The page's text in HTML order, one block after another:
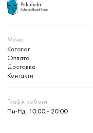
Pakufuda
Coffee and Board Games
Меню
Каталог
Оплата
Доставка
Контакти
Графік роботи
Пн-Нд, 10:00 - 20:00